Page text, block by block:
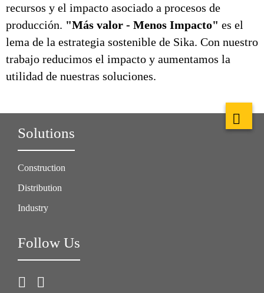
recursos y el impacto asociado a procesos de
producción. "Más valor - Menos Impacto" es el
lema de la estrategia sostenible de Sika. Con nuestro
trabajo reducimos el impacto y aumentamos la
utilidad de nuestras soluciones.
Solutions
Construction
Distribution
Industry
Follow Us